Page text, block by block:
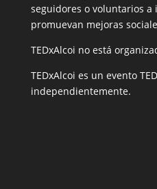
seguidores o voluntarios a
promuevan mejoras
TEDxAlcoi no está
TEDxAlcoi es un evento
independientemente.